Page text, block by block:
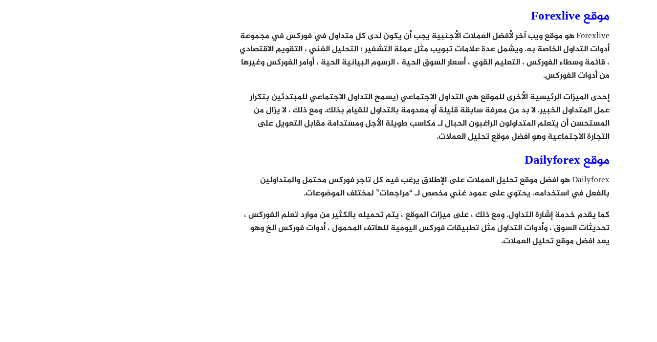
موقع Forexlive
Forexlive هو موقع ويب آخر لأفضل العملات الأجنبية يجب أن يكون لدى كل متداول في فوركس في مجموعة
أدوات التداول الخاصة به. ويشمل عدة علامات تبويب مثل عملة التشفير ؛ التحليل الفني ، التقويم الاقتصادي
، قائمة وسطاء الفوركس ، التعليم القوي ، أسعار السوق الحية ، الرسوم البيانية الحية ، أوامر الفوركس وغيرها
من أدوات الفوركس.
إحدى الميزات الرئيسية الأخرى للموقع هي التداول الاجتماعي (يسمح التداول الاجتماعي للمبتدئين بتكرار
عمل المتداول الخبير. لا بد من معرفة سابقة قليلة أو معدومة بالتداول للقيام بذلك. ومع ذلك ، لا يزال من
المستحسن أن يتعلم المتداولون الراغبون الحبال لـ مكاسب طويلة الأجل ومستدامة مقابل التعويل على
التجارة الاجتماعية وهو افضل موقع تحليل العملات.
موقع Dailyforex
Dailyforex هو افضل موقع تحليل العملات على الإطلاق يرغب فيه كل تاجر فوركس محتمل والمتداولين
بالفعل في استخدامه. يحتوي على عمود غني مخصص لـ “مراجعات” لمختلف الموضوعات.
كما يقدم خدمة إشارة التداول. ومع ذلك ، على ميزات الموقع ، يتم تحميله بالكثير من موارد تعلم الفوركس ،
تحديثات السوق ، وأدوات التداول مثل تطبيقات فوركس اليومية للهاتف المحمول ، أدوات فوركس الخ وهو
يعد افضل موقع تحليل العملات.